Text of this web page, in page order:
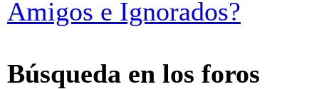
Amigos e Ignorados?
Búsqueda en los foros